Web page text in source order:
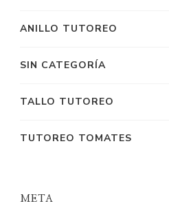
ANILLO TUTOREO
SIN CATEGORÍA
TALLO TUTOREO
TUTOREO TOMATES
META